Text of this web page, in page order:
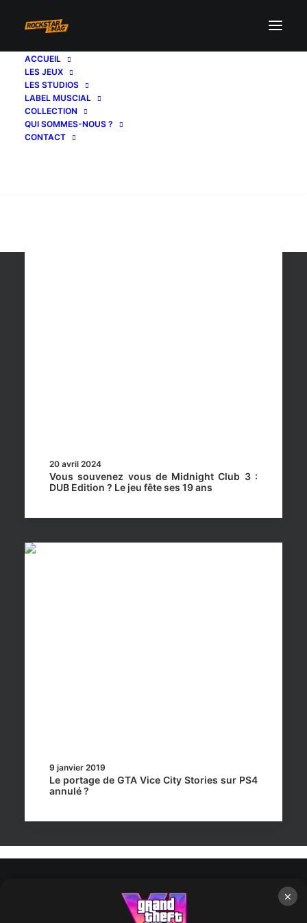
×
ACCUEIL
LES JEUX
LES STUDIOS
LABEL MUSCIAL
COLLECTION
QUI SOMMES-NOUS ?
CONTACT
20 avril 2024
Vous souvenez vous de Midnight Club 3 :
DUB Edition ? Le jeu fête ses 19 ans
9 janvier 2019
Le portage de GTA Vice City Stories sur PS4
annulé ?
Rockstar Mag’, Copyright © 2013-2026 – Tous droits réservés –